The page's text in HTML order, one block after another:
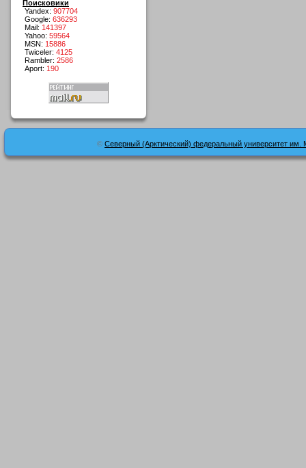
Поисковики
Yandex: 907704
Google: 636293
Mail: 141397
Yahoo: 59564
MSN: 15886
Twiceler: 4125
Rambler: 2586
Aport: 190
© Северный (Арктический) федеральный университет